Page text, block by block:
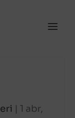
| 1 abr,